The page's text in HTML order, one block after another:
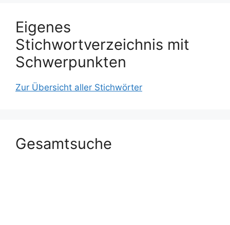
Eigenes
Stichwortverzeichnis mit
Schwerpunkten
Zur Übersicht aller Stichwörter
Gesamtsuche